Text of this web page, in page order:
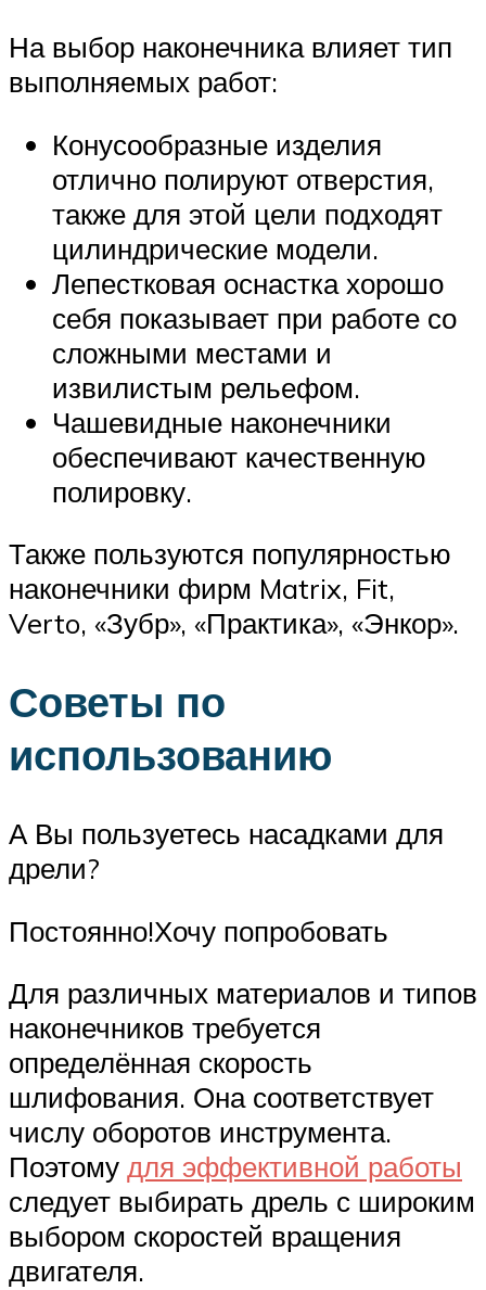
На выбор наконечника влияет тип
выполняемых работ:
Конусообразные изделия
отлично полируют отверстия,
также для этой цели подходят
цилиндрические модели.
Лепестковая оснастка хорошо
себя показывает при работе со
сложными местами и
извилистым рельефом.
Чашевидные наконечники
обеспечивают качественную
полировку.
Также пользуются популярностью
наконечники фирм Matrix, Fit,
Verto, «Зубр», «Практика», «Энкор».
Советы по
использованию
А Вы пользуетесь насадками для
дрели?
Постоянно!Хочу попробовать
Для различных материалов и типов
наконечников требуется
определённая скорость
шлифования. Она соответствует
числу оборотов инструмента.
Поэтому для эффективной работы
следует выбирать дрель с широким
выбором скоростей вращения
двигателя.